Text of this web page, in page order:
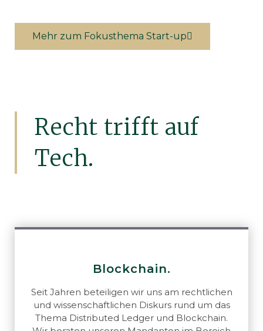
Mehr zum Fokusthema Start-up
Recht trifft auf
Tech.
Blockchain.
Seit Jahren beteiligen wir uns am rechtlichen
und wissenschaftlichen Diskurs rund um das
Thema Distributed Ledger und Blockchain.